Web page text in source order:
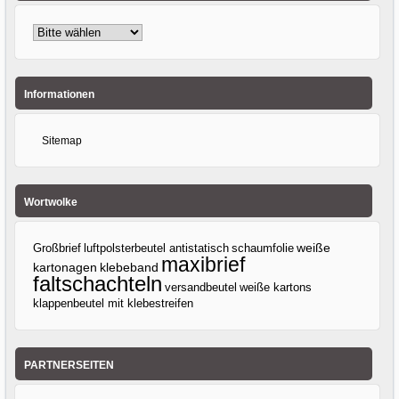
Informationen
Sitemap
Wortwolke
Großbrief luftpolsterbeutel antistatisch schaumfolie weiße
kartonagen klebeband maxibrief
faltschachteln versandbeutel weiße kartons
klappenbeutel mit klebestreifen
PARTNERSEITEN